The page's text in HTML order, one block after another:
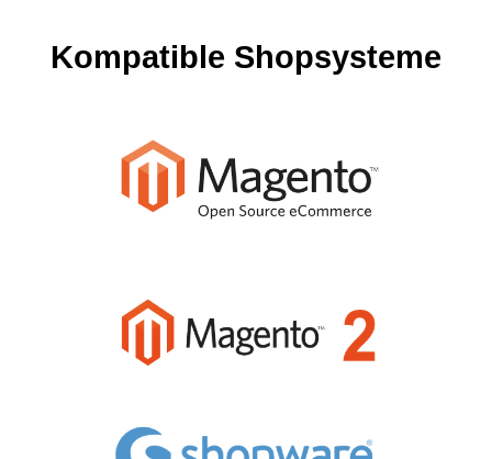
Kompatible Shopsysteme